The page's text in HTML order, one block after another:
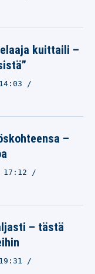
kuittaili –
–
– tästä